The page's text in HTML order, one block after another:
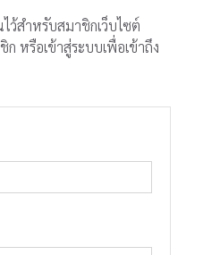
ว้สำหรับสมาชิกเว็บไซต์
หรือเข้าสู่ระบบเพื่อเข้าถึง